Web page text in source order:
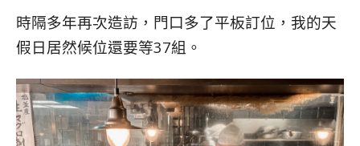
時隔多年再次造訪，門口多了平板訂位，我的天
假日居然候位還要等37組。